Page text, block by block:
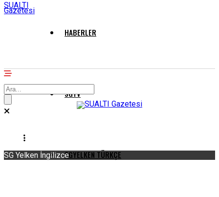
SUALTI
Gazetesi
HABERLER
SGTV
SGYELKEN TÜRKÇE
SG Yelken İngilizce